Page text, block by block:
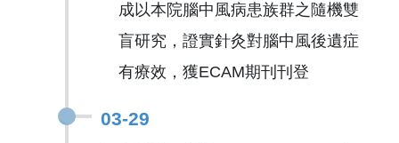
成以本院腦中風病患族群之隨機雙
盲研究，證實針灸對腦中風後遺症
有療效，獲ECAM期刊刊登
03-29